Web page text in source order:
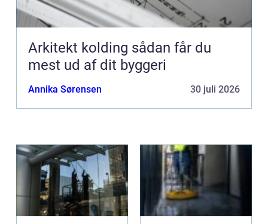
Arkitekt kolding sådan får du
mest ud af dit byggeri
Annika Sørensen 30 juli 2026